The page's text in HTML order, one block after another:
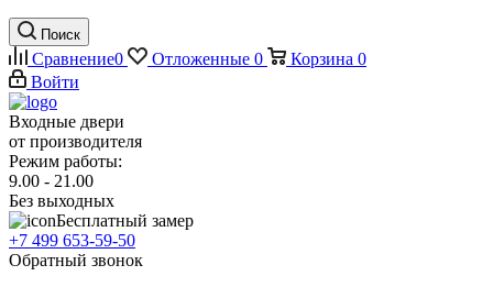
Поиск
Сравнение0 Отложенные 0 Корзина 0
Войти
Входные двери
от производителя
Режим работы:
9.00 - 21.00
Без выходных
Бесплатный замер
+7 499 653-59-50
Обратный звонок